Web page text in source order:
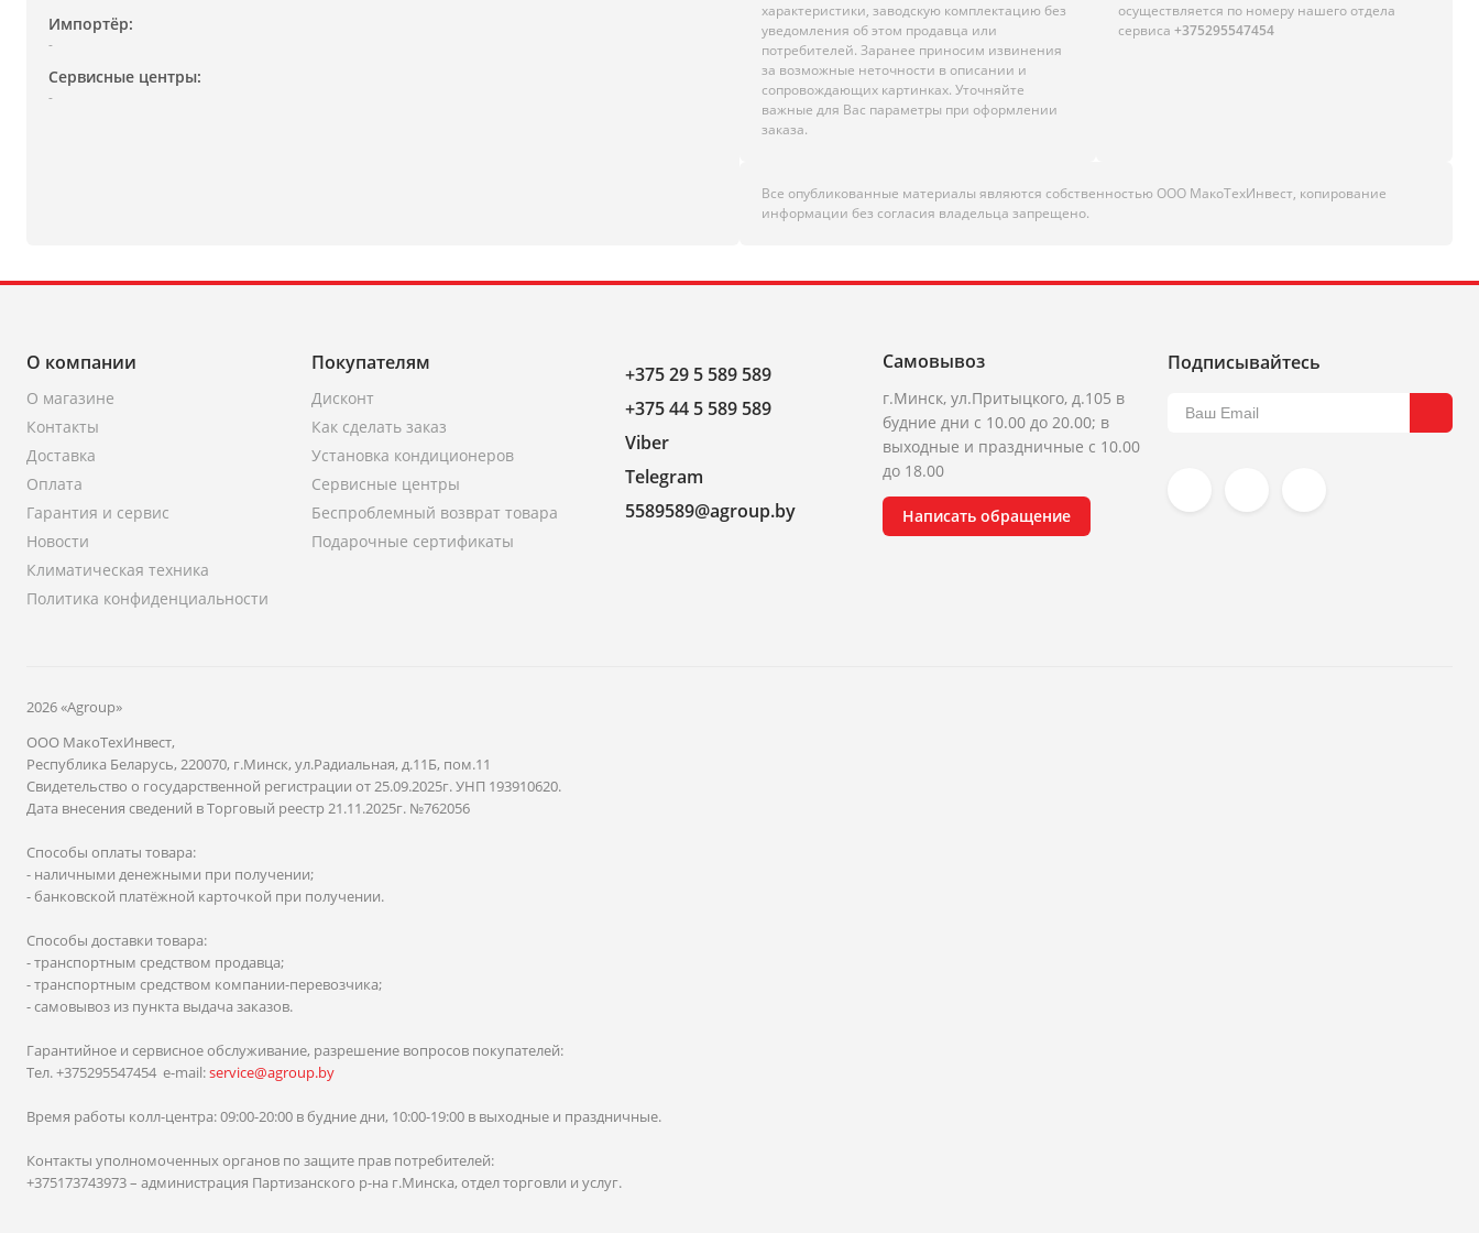
Импортёр:
-
Сервисные центры:
-
характеристики, заводскую комплектацию без
уведомления об этом продавца или
потребителей. Заранее приносим извинения
за возможные неточности в описании и
сопровождающих картинках. Уточняйте
важные для Вас параметры при оформлении
заказа.
осуществляется по номеру нашего отдела
сервиса +375295547454
Все опубликованные материалы являются собственностью ООО МакоТехИнвест, копирование
информации без согласия владельца запрещено.
О компании
О магазине
Контакты
Доставка
Оплата
Гарантия и сервис
Новости
Климатическая техника
Политика конфиденциальности
Покупателям
Дисконт
Как сделать заказ
Установка кондиционеров
Сервисные центры
Беспроблемный возврат товара
Подарочные сертификаты
+375 29 5 589 589
+375 44 5 589 589
Viber
Telegram
5589589@agroup.by
Самовывоз
г.Минск, ул.Притыцкого, д.105 в
будние дни с 10.00 до 20.00; в
выходные и праздничные с 10.00
до 18.00
Написать обращение
Подписывайтесь
2026 «Agroup»
ООО МакоТехИнвест,
Республика Беларусь, 220070, г.Минск, ул.Радиальная, д.11Б, пом.11
Свидетельство о государственной регистрации от 25.09.2025г. УНП 193910620.
Дата внесения сведений в Торговый реестр 21.11.2025г. №762056
Способы оплаты товара:
- наличными денежными при получении;
- банковской платёжной карточкой при получении.
Способы доставки товара:
- транспортным средством продавца;
- транспортным средством компании-перевозчика;
- самовывоз из пункта выдача заказов.
Гарантийное и сервисное обслуживание, разрешение вопросов покупателей:
Тел. +375295547454 e-mail:service@agroup.by
Время работы колл-центра: 09:00-20:00 в будние дни, 10:00-19:00 в выходные и праздничные.
Контакты уполномоченных органов по защите прав потребителей:
+375173743973 – администрация Партизанского р-на г.Минска, отдел торговли и услуг.